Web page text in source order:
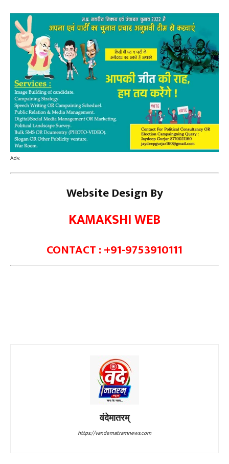
Adv.
Website Design By
KAMAKSHI WEB
CONTACT : +91-9753910111
वंदेमातरम्
https://vandematramnews.com